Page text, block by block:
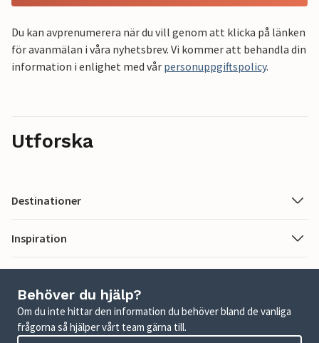
Du kan avprenumerera när du vill genom att klicka på länken
för avanmälan i våra nyhetsbrev. Vi kommer att behandla din
information i enlighet med vår personuppgiftspolicy.
Utforska
Destinationer
Inspiration
Behöver du hjälp?
Om du inte hittar den information du behöver bland de vanliga
frågorna så hjälper vårt team gärna till.